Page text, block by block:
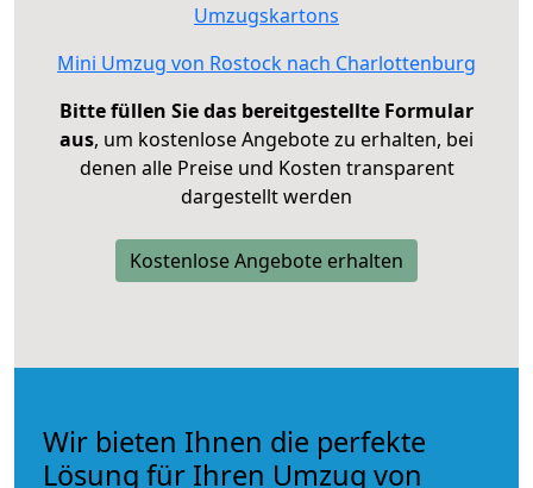
Umzugskartons
Mini Umzug von Rostock nach Charlottenburg
Bitte füllen Sie das bereitgestellte Formular
aus, um kostenlose Angebote zu erhalten, bei
denen alle Preise und Kosten transparent
dargestellt werden
Kostenlose Angebote erhalten
Wir bieten Ihnen die perfekte
Lösung für Ihren Umzug von